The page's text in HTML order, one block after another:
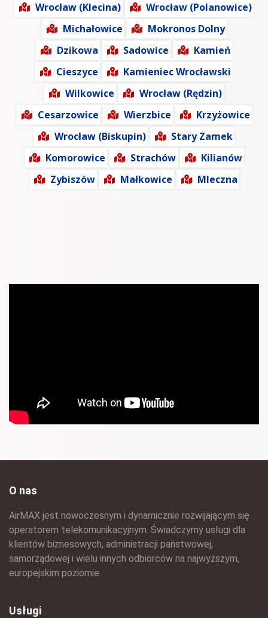
Wrocław (Klecina)
Wrocław (Polanowice)
Michałowice
Mokronos Dolny
Dzikowa
Sadowice
Kamień
Cieszyce
Kamieniec Wrocławski
Wilkowice
Wrocław (Rędzin)
Cesarzowice
Wierzbice
Krzyżowice
Wrocław (Biskupin)
Stary Zamek
Komorowice
Strachów
Kilianów
Zybiszów
Małkowice Mleczna
O nas
AirMAX jest nowoczesnym i dynamicznie rozwijającym się
operatorem telekomunikacyjnym. Świadczymy usługi dla
klientów biznesowych, administracji państwowej,
samorządowej i wielu innych odbiorców na najwyższym,
europejskim poziomie.
Usługi